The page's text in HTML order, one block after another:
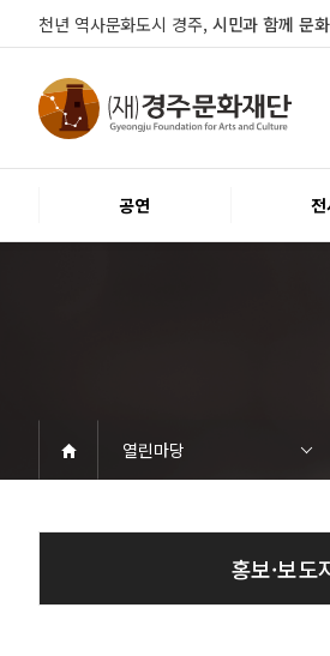
천년 역사문화도시 경주, 시민과 함께 문
공연 전
열린마당
공연
전시
아카데미
문화행사
대관
시설소개
열린마당
경주문화재단
홍보·보도